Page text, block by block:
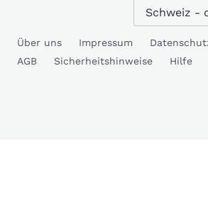
Über uns Impressum
AGB
Sicherheitshinweise Hilfe